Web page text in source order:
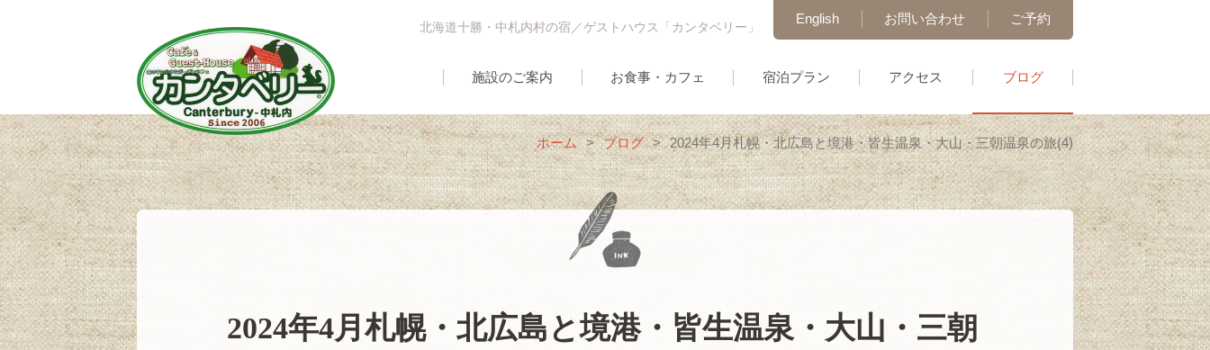
ご予約
お問い合わせ
English
北海道十勝・中札内村の宿／ゲストハウス「カンタベリー」
施設のご案内 お食事・カフェ 宿泊プラン アクセス ブログ
ホーム > ブログ > 2024年4月札幌・北広島と境港・皆生温泉・大山・三朝温泉の旅(4)
2024年4月札幌・北広島と境港・皆生温泉・大山・三朝